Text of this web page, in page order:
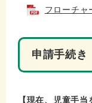
フローチャ
申請手続き
【現在、児童手